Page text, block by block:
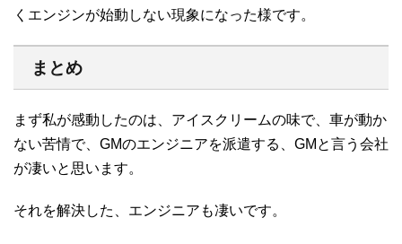
くエンジンが始動しない現象になった様です。
まとめ
まず私が感動したのは、アイスクリームの味で、車が動か
ない苦情で、GMのエンジニアを派遣する、GMと言う会社
が凄いと思います。
それを解決した、エンジニアも凄いです。